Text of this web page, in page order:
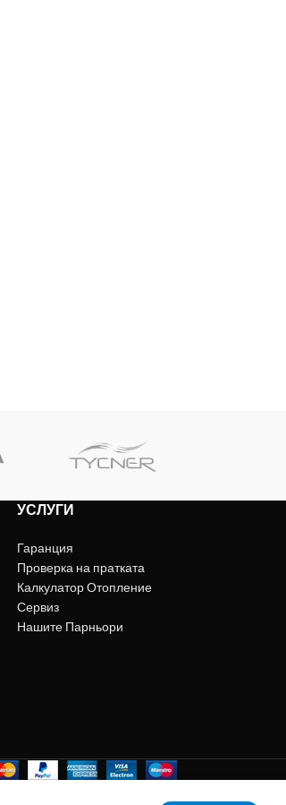
УСЛУГИ
Гаранция
Проверка на пратката
Калкулатор Отопление
Сервиз
Нашите Парньори